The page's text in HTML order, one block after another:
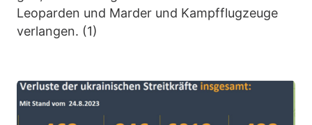
Leoparden und Marder und Kampfflugzeuge
verlangen. (1)